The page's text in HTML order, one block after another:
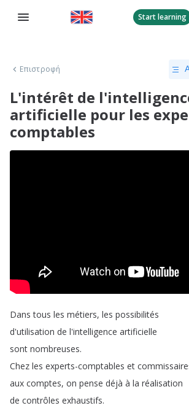
Start learning
Επιστροφή
L'intérêt de
artificielle pour les
comptables
Dans tous les métiers, les possibilités
d'utilisation de l'intelligence artificielle
sont nombreuses.
Chez les experts-comptables et
aux comptes, on pense déjà à la réalisation
de contrôles exhaustifs.